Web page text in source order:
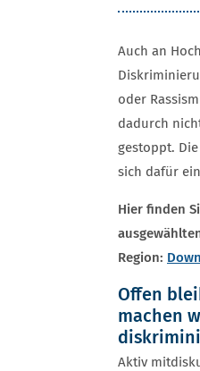
Auch an
oder
dadurch
gestoppt.
sich dafür
Hier finden
Region:
Offen
machen
Aktiv